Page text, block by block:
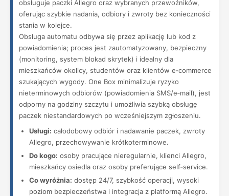
obsługuje paczki Allegro oraz wybranych przewoźników,
oferując szybkie nadania, odbiory i zwroty bez konieczności
stania w kolejce.
Obsługa automatu odbywa się przez aplikację lub kod z
powiadomienia; proces jest zautomatyzowany, bezpieczny
(monitoring, system blokad skrytek) i idealny dla
mieszkańców okolicy, studentów oraz klientów e‑commerce
szukających wygody. One Box minimalizuje ryzyko
nieterminowych odbiorów (powiadomienia SMS/e‑mail), jest
odporny na godziny szczytu i umożliwia szybką obsługę
paczek niestandardowych po wcześniejszym zgłoszeniu.
Usługi: całodobowy odbiór i nadawanie paczek, zwroty
Allegro, przechowywanie krótkoterminowe.
Do kogo: osoby pracujące nieregularnie, klienci Allegro,
mieszkańcy osiedla oraz osoby preferujące self‑service.
Co wyróżnia: dostęp 24/7, szybkość operacji, wysoki
poziom bezpieczeństwa i integracja z platformą Allegro.